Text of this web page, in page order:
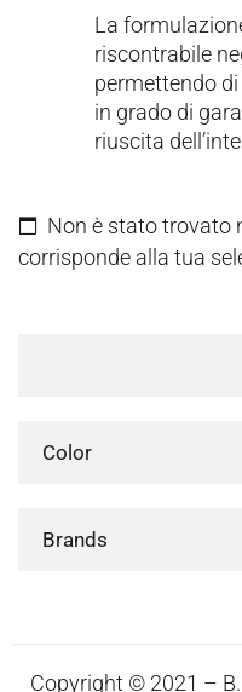
La
riscontrabile
permettendo
in grado di
riuscita
Non è stato trovato
corrisponde alla tua
Color
Brands
Copyright © 2021 –